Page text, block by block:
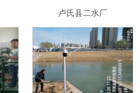
卢氏县二水厂